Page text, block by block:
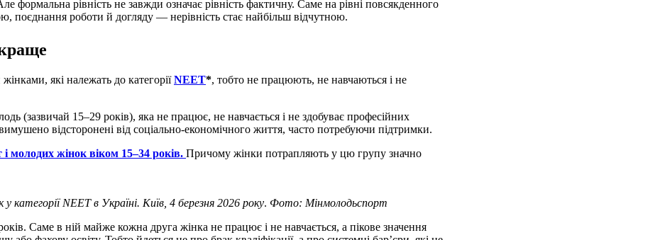
формальна рівність не завжди означає рівність фактичну. Саме на рівні повсякденного
поєднання роботи й догляду — нерівність стає найбільш відчутною.
які належать до категоріїNEET*, тобто не працюють, не навчаються і не
(зазвичай 15–29 років), яка не працює, не навчається і не здобуває професійних
відсторонені від соціально-економічного життя, часто потребуючи підтримки.
і молодих жінок віком 15–34 років. Причому жінки потрапляють у цю групу значно
категорії NEET в Україні. Київ, 4 березня 2026 року. Фото: Мінмолодьспорт
Саме в ній майже кожна друга жінка не працює і не навчається, а пікове значення